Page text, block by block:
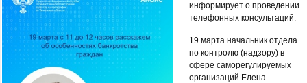
информирует о проведении
телефонных консультаций.
19 марта начальник отдела
по контролю (надзору) в
сфере саморегулируемых
организаций Елена